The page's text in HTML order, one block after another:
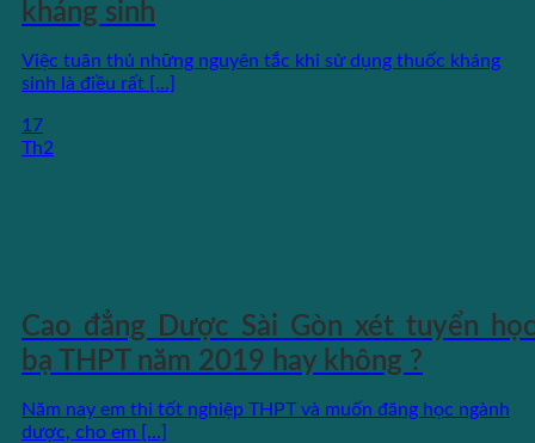
kháng sinh
Việc tuân thủ những nguyên tắc khi sử dụng thuốc kháng
sinh là điều rất [...]
17
Th2
Cao đẳng Dược Sài Gòn xét tuyển
bạ THPT năm 2019 hay không ?
Năm nay em thi tốt nghiệp THPT và muốn đăng học ngành
dược, cho em [...]